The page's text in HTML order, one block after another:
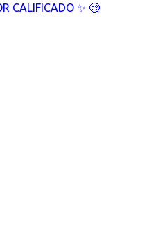
CALIFICADO ✨ 🧐